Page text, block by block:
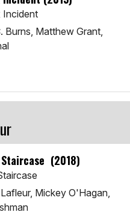
Incident
Burns, Matthew Grant,
(2018)
Mickey O'Hagan,